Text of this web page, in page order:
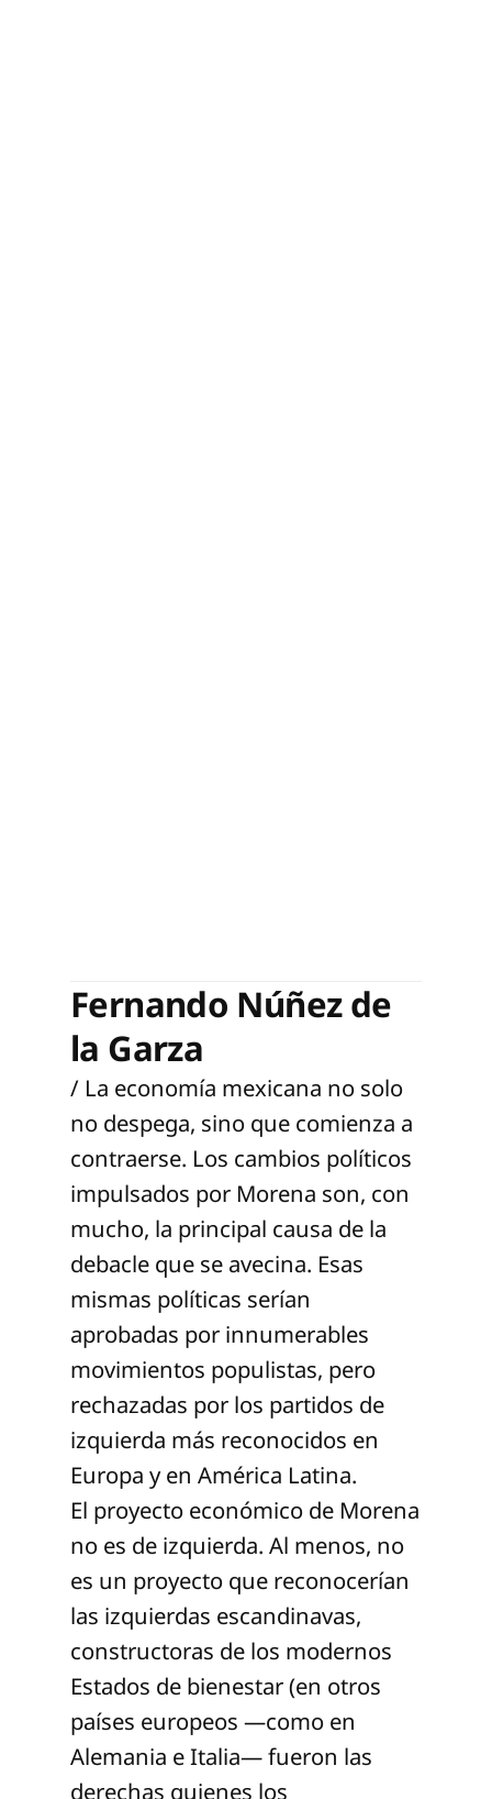
Fernando Núñez de
la Garza
/ La economía mexicana no solo
no despega, sino que comienza a
contraerse. Los cambios políticos
impulsados por Morena son, con
mucho, la principal causa de la
debacle que se avecina. Esas
mismas políticas serían
aprobadas por innumerables
movimientos populistas, pero
rechazadas por los partidos de
izquierda más reconocidos en
Europa y en América Latina.
El proyecto económico de Morena
no es de izquierda. Al menos, no
es un proyecto que reconocerían
las izquierdas escandinavas,
constructoras de los modernos
Estados de bienestar (en otros
países europeos —como en
Alemania e Italia— fueron las
derechas quienes los